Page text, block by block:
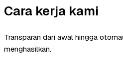
Cara kerja kami
Transparan dari awal hingga
menghasilkan.